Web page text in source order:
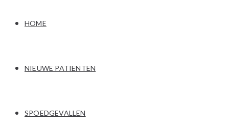
HOME
NIEUWE PATIENTEN
SPOEDGEVALLEN